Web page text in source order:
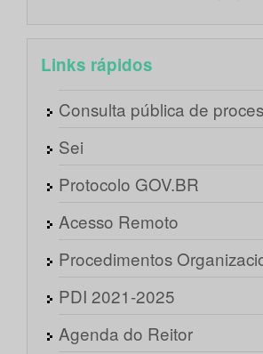
Links rápidos
Consulta pública de
Sei
Protocolo GOV.BR
Acesso Remoto
Procedimentos
PDI 2021-2025
Agenda do Reitor